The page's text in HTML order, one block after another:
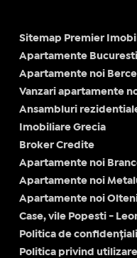
Sitemap Premier
Apartamente Bucuresti
Apartamente noi
Vanzari apartamente
Ansambluri
Imobiliare Grecia
Broker Credite
Apartamente noi
Apartamente noi
Apartamente noi
Case, vile Popesti -
Politica de
Politica privind